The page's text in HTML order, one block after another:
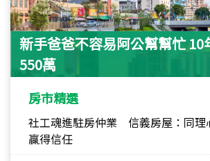
新手爸爸不容易阿公幫幫忙 10
550萬
房市精選
社工魂進駐房仲業 信義房屋：同理
贏得信任